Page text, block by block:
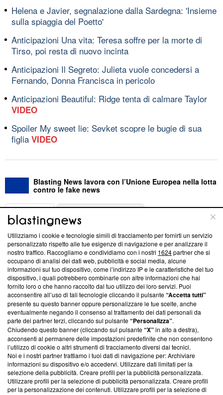
Helena e Javier, segnalazione dalla Sardegna: 'Insieme
sulla spiaggia del Poetto'
Anticipazioni Una vita: Teresa soffre per la morte di
Tirso, poi resta di nuovo incinta
Anticipazioni Il Segreto: Julieta vuole concedersi a
Fernando, Donna Francisca in pericolo
Anticipazioni Beautiful: Ridge tenta di calmare Taylor
VIDEO
Spoiler My sweet lie: Sevket scopre le bugie di sua
figlia VIDEO
Blasting News lavora con l’Unione Europea nella lotta
contro le fake news
ABOUT
Questa sezione offre informazioni trasparenti su Blasting
News, sui nostri processi editoriali e su come ci impegniamo a
creare news di qualità. Inoltre, afferma la nostra aderenza a
‘Trust Project - News with Integrity’Blasting News non è
ancora membro del programma, ma ha richiesto di farne
parte; Trust Project non ha ancora effettuato una verifica di
conformità agli standard.
Su di noi
Team editoriale
Corporate
Redazione
Utilizziamo i cookie e tecnologie simili di tracciamento per fornirti un servizio
personalizzato rispetto alle tue esigenze di navigazione e per analizzare il
nostro traffico. Raccogliamo e condividiamo con i nostri 1624partner che si
occupano di analisi dei dati web, pubblicità e social media, alcune
informazioni sul tuo dispositivo, come l’indirizzo IP e le caratteristiche del tuo
dispositivo, i quali potrebbero combinarle con altre informazioni che hai
fornito loro o che hanno raccolto dal tuo utilizzo dei loro servizi. Puoi
acconsentire all’uso di tali tecnologie cliccando il pulsante“Accetta tutti”
presente su questo banner oppure personalizzare le tue scelte, anche
eventualmente negando il consenso al trattamento dei dati personali da
parte dei partner terzi, cliccando sul pulsante“Personalizza”.
Chiudendo questo banner (cliccando sul pulsante“X”in alto a destra),
acconsenti al permanere delle impostazioni predefinite che non consentono
l’utilizzo di cookie o altri strumenti di tracciamento diversi dai tecnici.
Noi e i nostri partner trattiamo i tuoi dati di navigazione per: Archiviare
informazioni su dispositivo e/o accedervi. Utilizzare dati limitati per la
selezione della pubblicità. Creare profili per la pubblicità personalizzata.
Utilizzare profili per la selezione di pubblicità personalizzata. Creare profili
per la personalizzazione dei contenuti. Utilizzare profili per la selezione di